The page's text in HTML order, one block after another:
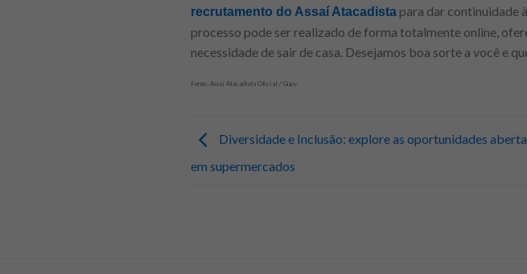
recrutamento do Assaí Atacadista para dar continuidade
processo pode ser realizado de forma totalmente online,
necessidade de sair de casa. Desejamos boa sorte a você e
Fonte: Assaí Atacadista Oficial / Gupy
Diversidade e Inclusão: explore as oportunidades
em supermercados